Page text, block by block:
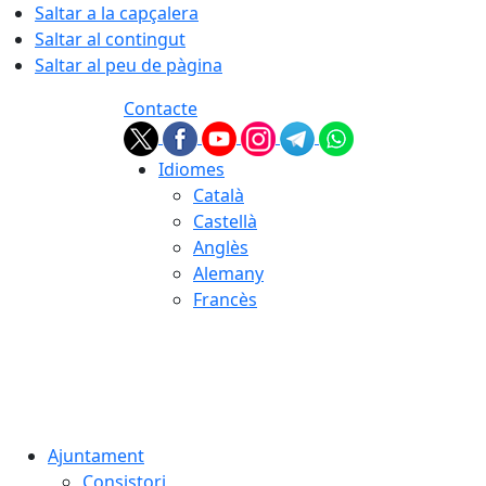
Saltar a la capçalera
Saltar al contingut
Saltar al peu de pàgina
Contacte
Idiomes
Català
Castellà
Anglès
Alemany
Francès
Ajuntament